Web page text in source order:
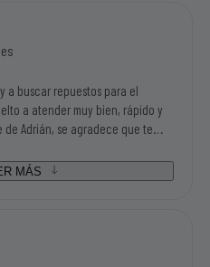
a buscar repuestos para el
a atender muy bien, rápido y
Adrián, se agradece que te
así que tengo que darle mi
MÁS